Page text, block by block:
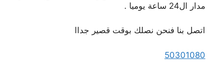
مدار ال24 ساعة يوميا .
اتصل بنا فنحن نصلك بوقت قصير جداا
50301080